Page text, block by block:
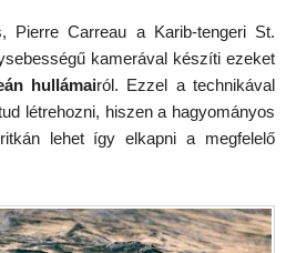
Pierre Carreau a Karib-tengeri St.
kamerával készíti ezeket
hullámairól. Ezzel a technikával
létrehozni, hiszen a hagyományos
lehet így elkapni a megfelelő